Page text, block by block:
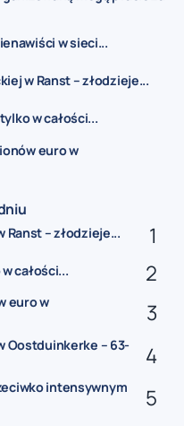
w sieci...
w Ranst – złodzieje...
w całości...
euro w
Ranst – złodzieje...
całości...
euro w
Oostduinkerke – 63-
intensywnym